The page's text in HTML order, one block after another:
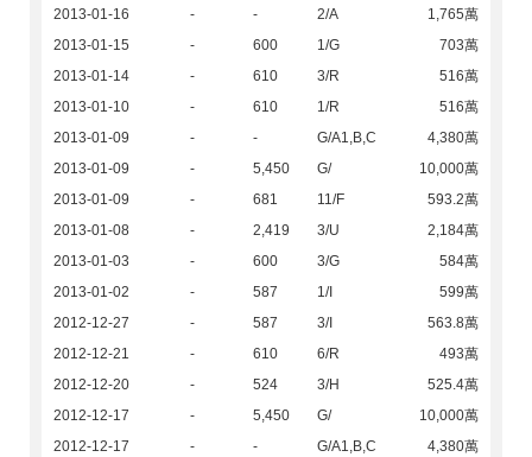
2013-01-16
- - 2/A
1,765萬
2013-01-15
- 600 1/G
703萬
2013-01-14
- 610 3/R
516萬
2013-01-10
- 610 1/R
516萬
2013-01-09
- - G/A1,B,C
4,380萬
2013-01-09
- 5,450 G/
10,000萬
2013-01-09
- 681 11/F
593.2萬
2013-01-08
- 2,419 3/U
2,184萬
2013-01-03
- 600 3/G
584萬
2013-01-02
- 587 1/I
599萬
2012-12-27
- 587 3/I
563.8萬
2012-12-21
- 610 6/R
493萬
2012-12-20
- 524 3/H
525.4萬
2012-12-17
- 5,450 G/
10,000萬
2012-12-17
- - G/A1,B,C
4,380萬